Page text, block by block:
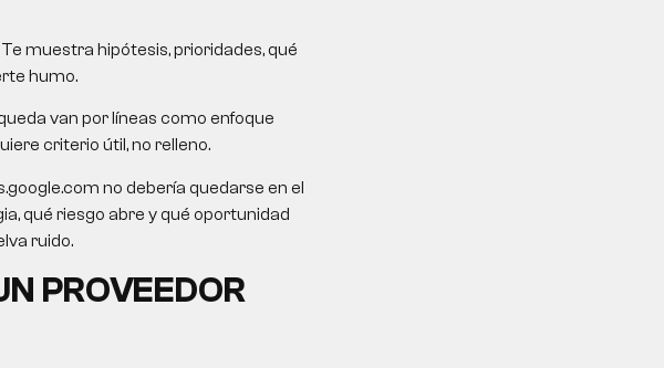
muestra hipótesis, prioridades, qué
humo.
van por líneas como enfoque
criterio útil, no relleno.
no debería quedarse en el
qué riesgo abre y qué oportunidad
ruido.
PROVEEDOR